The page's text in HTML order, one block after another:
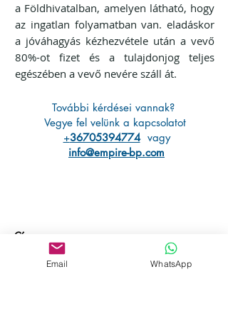
a Földhivatalban, amelyen látható, hogy
az ingatlan folyamatban van. eladáskor
a jóváhagyás kézhezvétele után a vevő
80%-ot fizet és a tulajdonjog teljes
egészében a vevő nevére száll át.
További kérdései vannak?
Vegye fel velünk a kapcsolatot
+36705394774vagy
info@empire-bp.com
Cím
József nádor tér 10, 5. kerület, 1051
Budapest, Magyarország
Email WhatsApp